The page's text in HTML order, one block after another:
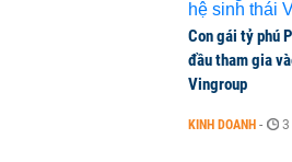
Con gái tỷ phú
đầu tham gia
Vingroup
KINH DOANH - 3